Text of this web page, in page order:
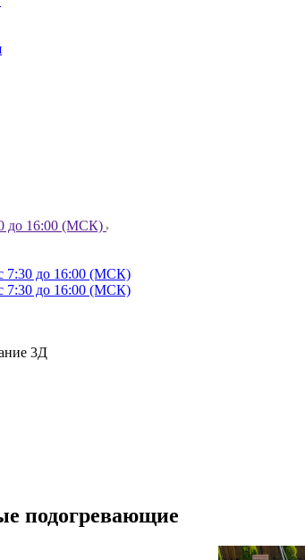
до 16:00 (МСК)
7:30 до 16:00 (МСК)
7:30 до 16:00 (МСК)
3Д
подогревающие